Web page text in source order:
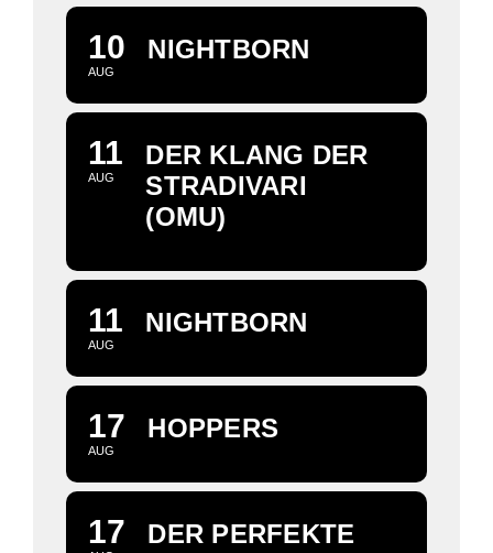
10
AUG
NIGHTBORN
11
AUG
DER KLANG DER
STRADIVARI
(OMU)
11
AUG
NIGHTBORN
17
AUG
HOPPERS
17
DER PERFEKTE